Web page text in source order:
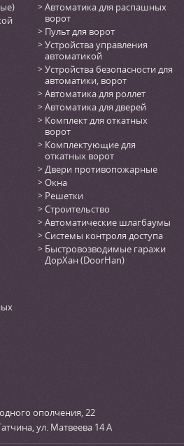
Автоматика для распашных
ворот
Пульт для ворот
Устройства управления
автоматикой
Устройства безопасности для
автоматики, ворот
Автоматика для роллет
Автоматика для дверей
Комплект для откатных
ворот
Комплектующие для
откатных ворот
Двери противопожарные
Окна
Решетки
Строительство
Автоматические шлагбаумы
Системы контроля доступа
Быстровозводимые гаражи
ДорХан (DoorHan)
ополчения, 22
,ул. Матвеева 14 А